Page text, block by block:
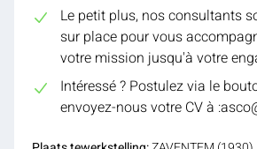
Le petit plus, nos consultants
sur place pour vous
votre mission jusqu'à votre
Intéressé ? Postulez via le
envoyez-nous votre CV à